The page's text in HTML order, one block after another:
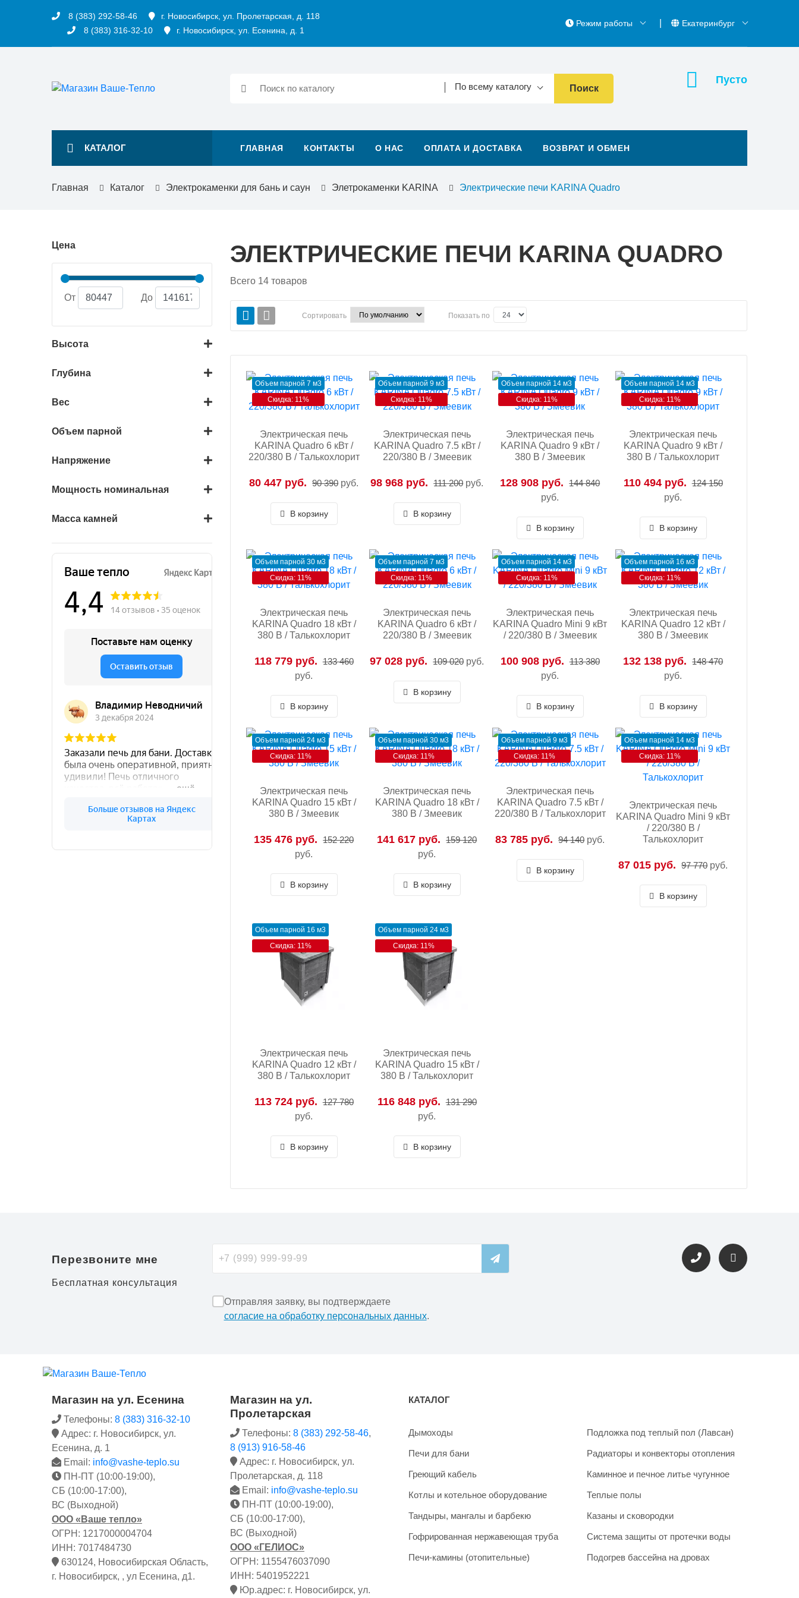
8 (383) 292-58-46
г. Новосибирск, ул. Пролетарская, д. 118
8 (383) 316-32-10
г. Новосибирск, ул. Есенина, д. 1
Режим работы Екатеринбург
По всему каталогу Поиск
КАТАЛОГ ГЛАВНАЯ КОНТАКТЫ О НАС ОПЛАТА И ДОСТАВКА ВОЗВРАТ И ОБМЕН
Пусто
Главная Каталог Электрокаменки для бань и саун Элетрокаменки KARINA Электрические печи KARINA Quadro
Цена
От До
Высота
Глубина
Вес
Объем парной
Напряжение
Мощность номинальная
Масса камней
ЭЛЕКТРИЧЕСКИЕ ПЕЧИ KARINA QUADRO
Всего 14 товаров
Сортировать Показать по
Объем парной 7 м3
Скидка: 11%
Электрическая печь
KARINA Quadro 6 кВт /
220/380 В / Талькохлорит
80 447 руб. 90 390 руб.
В корзину
Объем парной 9 м3
Скидка: 11%
Электрическая печь
KARINA Quadro 7.5 кВт /
220/380 В / Змеевик
98 968 руб. 111 200 руб.
В корзину
Объем парной 14 м3
Скидка: 11%
Электрическая печь
KARINA Quadro 9 кВт /
380 В / Змеевик
128 908 руб. 144 840
руб.
В корзину
Объем парной 14 м3
Скидка: 11%
Электрическая печь
KARINA Quadro 9 кВт /
380 В / Талькохлорит
110 494 руб. 124 150
руб.
В корзину
Объем парной 30 м3
Скидка: 11%
Электрическая печь
KARINA Quadro 18 кВт /
380 В / Талькохлорит
118 779 руб. 133 460
руб.
В корзину
Объем парной 7 м3
Скидка: 11%
Электрическая печь
KARINA Quadro 6 кВт /
220/380 В / Змеевик
97 028 руб. 109 020 руб.
В корзину
Объем парной 14 м3
Скидка: 11%
Электрическая печь
KARINA Quadro Mini 9 кВт
/ 220/380 В / Змеевик
100 908 руб. 113 380
руб.
В корзину
Объем парной 16 м3
Скидка: 11%
Электрическая печь
KARINA Quadro 12 кВт /
380 В / Змеевик
132 138 руб. 148 470
руб.
В корзину
Объем парной 24 м3
Скидка: 11%
Электрическая печь
KARINA Quadro 15 кВт /
380 В / Змеевик
135 476 руб. 152 220
руб.
В корзину
Объем парной 30 м3
Скидка: 11%
Электрическая печь
KARINA Quadro 18 кВт /
380 В / Змеевик
141 617 руб. 159 120
руб.
В корзину
Объем парной 9 м3
Скидка: 11%
Электрическая печь
KARINA Quadro 7.5 кВт /
220/380 В / Талькохлорит
83 785 руб. 94 140 руб.
В корзину
Объем парной 14 м3
Скидка: 11%
Электрическая печь
KARINA Quadro Mini 9 кВт
/ 220/380 В /
Талькохлорит
87 015 руб. 97 770 руб.
В корзину
Объем парной 16 м3
Скидка: 11%
Электрическая печь
KARINA Quadro 12 кВт /
380 В / Талькохлорит
113 724 руб. 127 780
руб.
В корзину
Объем парной 24 м3
Скидка: 11%
Электрическая печь
KARINA Quadro 15 кВт /
380 В / Талькохлорит
116 848 руб. 131 290
руб.
В корзину
Перезвоните мне
Бесплатная консультация
Отправляя заявку, вы подтверждаете
согласие на обработку персональных данных.
Магазин на ул. Есенина
Телефоны: 8 (383) 316-32-10
Адрес: г. Новосибирск, ул.
Есенина, д. 1
Email: info@vashe-teplo.su
ПН-ПТ (10:00-19:00),
СБ (10:00-17:00),
ВС (Выходной)
ООО «Ваше тепло»
ОГРН: 1217000004704
ИНН: 7017484730
630124, Новосибирская Область,
г. Новосибирск, , ул Есенина, д1.
Магазин на ул.
Пролетарская
Телефоны: 8 (383) 292-58-46,
8 (913) 916-58-46
Адрес: г. Новосибирск, ул.
Пролетарская, д. 118
Email: info@vashe-teplo.su
ПН-ПТ (10:00-19:00),
СБ (10:00-17:00),
ВС (Выходной)
ООО «ГЕЛИОС»
ОГРН: 1155476037090
ИНН: 5401952221
Юр.адрес: г. Новосибирск, ул.
КАТАЛОГ
Дымоходы
Печи для бани
Греющий кабель
Котлы и котельное оборудование
Тандыры, мангалы и барбекю
Гофрированная нержавеющая труба
Печи-камины (отопительные)
Подложка под теплый пол (Лавсан)
Радиаторы и конвекторы отопления
Каминное и печное литье чугунное
Теплые полы
Казаны и сковородки
Система защиты от протечки воды
Подогрев бассейна на дровах